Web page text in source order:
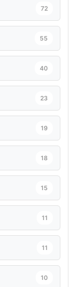
72
55
40
23
19
18
15
11
11
10